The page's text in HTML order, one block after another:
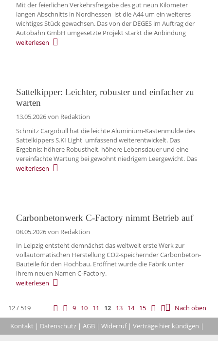
Mit der feierlichen Verkehrsfreigabe des gut neun Kilometer
langen Abschnitts in Nordhessen ist die A44 um ein weiteres
wichtiges Stück gewachsen. Das von der DEGES im Auftrag der
Autobahn GmbH umgesetzte Projekt stärkt die Anbindung
weiterlesen
Sattelkipper: Leichter, robuster und einfacher zu
warten
13.05.2026von Redaktion
Schmitz Cargobull hat die leichte Aluminium-Kastenmulde des
Sattelkippers S.KI Light umfassend weiterentwickelt. Das
Ergebnis: höhere Robustheit, höhere Lebensdauer und eine
vereinfachte Wartung bei gewohnt niedrigem Leergewicht. Das
weiterlesen
Carbonbetonwerk C-Factory nimmt Betrieb auf
08.05.2026von Redaktion
In Leipzig entsteht demnächst das weltweit erste Werk zur
vollautomatischen Herstellung CO2-speichernder Carbonbeton-
Bauteile für den Hochbau. Eröffnet wurde die Fabrik unter
ihrem neuen Namen C-Factory.
weiterlesen
12 / 519 9 10 11 12 13 14 15 Nach oben
Kontakt | Datenschutz | AGB | Widerruf| Verträge hier kündigen |